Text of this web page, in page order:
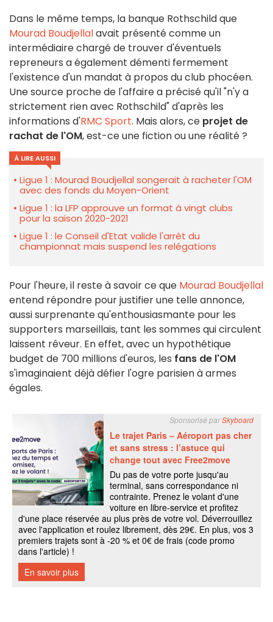
Dans le même temps, la banque Rothschild que
Mourad Boudjellalavait présenté comme un
intermédiaire chargé de trouver d'éventuels
repreneurs a également démenti fermement
l'existence d'un mandat à propos du club phocéen.
Une source proche de l'affaire a précisé qu'il "n'y a
strictement rien avec Rothschild" d'après les
informations d'RMC Sport. Mais alors, ce projet de
rachat de l'OM, est-ce une fiction ou une réalité ?
À LIRE AUSSI
Ligue 1 : Mourad Boudjellal songerait à racheter l'OM
avec des fonds du Moyen-Orient
Ligue 1 : la LFP approuve un format à vingt clubs
pour la saison 2020-2021
Ligue 1 : le Conseil d'Etat valide l'arrêt du
championnat mais suspend les relégations
Pour l'heure, il reste à savoir ce que Mourad Boudjellal
entend répondre pour justifier une telle annonce,
aussi surprenante qu'enthousiasmante pour les
supporters marseillais, tant les sommes qui circulent
laissent rêveur. En effet, avec un hypothétique
budget de 700 millions d'euros, les fans de l'OM
s'imaginaient déjà défier l'ogre parisien à armes
égales.